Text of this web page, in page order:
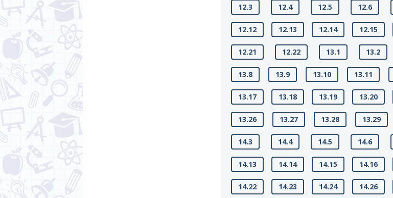
12.3 12.4 12.5 12.6
12.12 12.13 12.14 12.15
12.21 12.22 13.1 13.2
13.8 13.9 13.10 13.11
13.17 13.18 13.19 13.20
13.26 13.27 13.28 13.29
14.3 14.4 14.5 14.6
14.13 14.14 14.15 14.16
14.22 14.23 14.24 14.26